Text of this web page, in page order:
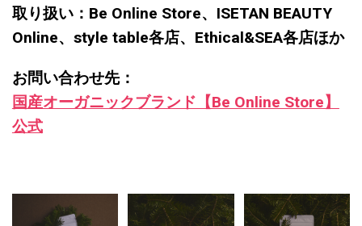
取り扱い：Be Online Store、ISETAN BEAUTY
Online、style table各店、Ethical&SEA各店ほか
お問い合わせ先：
国産オーガニックブランド【Be Online Store】
公式